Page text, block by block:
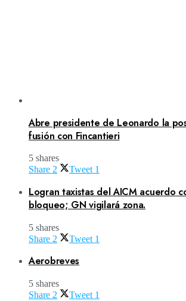
Abre presidente de Leonardo la
fusión con Fincantieri
5 shares
Share 2 Tweet 1
Logran taxistas del AICM acuerdo
bloqueo; GN vigilará zona.
5 shares
Share 2 Tweet 1
Aerobreves
5 shares
Share 2 Tweet 1